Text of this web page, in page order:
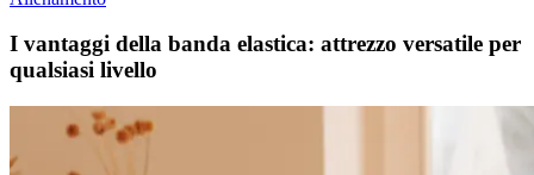
I vantaggi della banda elastica: attrezzo versatile per
qualsiasi livello